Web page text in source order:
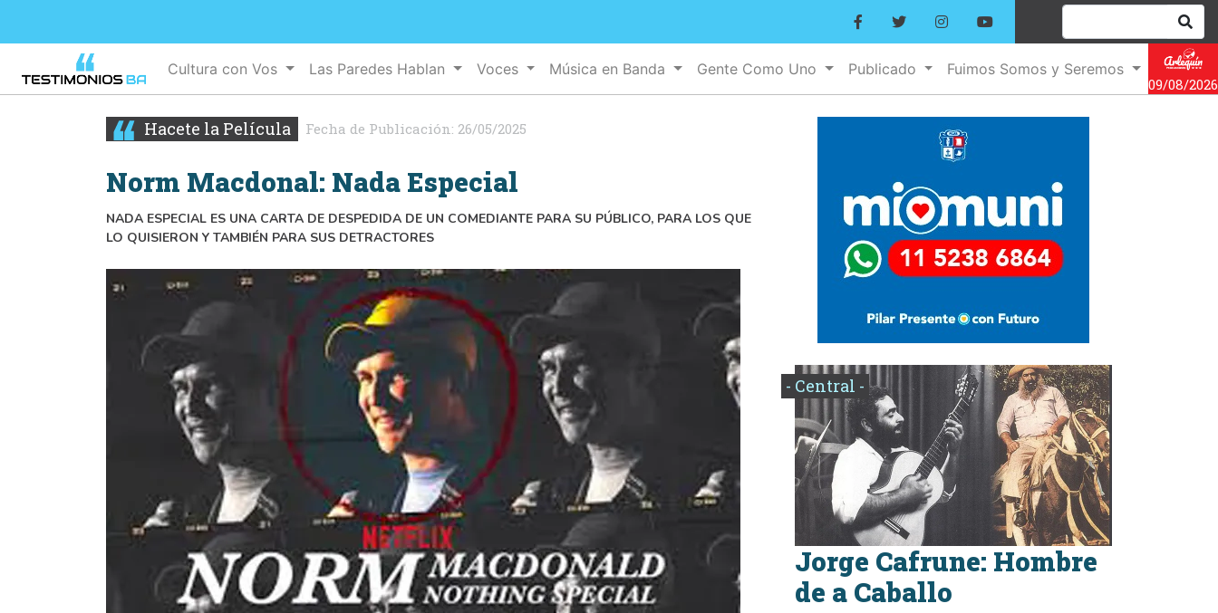
Cultura con Vos Las Paredes Hablan Voces Música en Banda Gente Como Uno Publicado
Fuimos Somos y Seremos
09/08/2026
Hacete la Película Fecha de Publicación: 26/05/2025
Norm Macdonal: Nada Especial
NADA ESPECIAL ES UNA CARTA DE DESPEDIDA DE UN COMEDIANTE PARA SU PÚBLICO, PARA LOS QUE
LO QUISIERON Y TAMBIÉN PARA SUS DETRACTORES
- Central -
Jorge Cafrune: Hombre
de a Caballo